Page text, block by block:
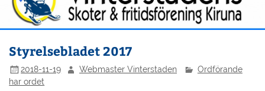
Styrelsebladet 2017
2018-11-19 Webmaster Vinterstaden
Ordförande
har ordet